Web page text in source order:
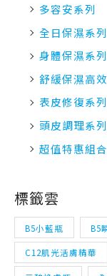
多容安系列
全日保濕系列
身體保濕系列
舒緩保濕高
表皮修復系列
頭皮調理系列
超值特惠組合
標籤雲
B5小藍瓶 B5
C12肌光活膚精華